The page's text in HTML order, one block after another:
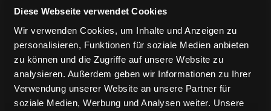
Diese Webseite verwendet Cookies
Wir verwenden Cookies, um Inhalte und Anzeigen zu
personalisieren, Funktionen für soziale Medien anbieten
zu können und die Zugriffe auf unsere Website zu
analysieren. Außerdem geben wir Informationen zu Ihrer
Verwendung unserer Website an unsere Partner für
soziale Medien, Werbung und Analysen weiter. Unsere
TRIKOTS
TRIKOTS
TRIKOTS